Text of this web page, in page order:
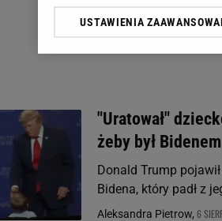
"Uratował"
żeby był Bidenem
Donald Trump
Bidena, który padł z
Aleksandra Pietrow, 6
Klikając „Akceptuję” wyrażasz
dotyczące plików cookie,
odnośnik „Ustawienia
My, nasi Zaufani Partnerzy i
Użycie dokładnych danych
Przechowywanie informacji na
badnie odbiorców i ulepszanie
USTAWIENIA